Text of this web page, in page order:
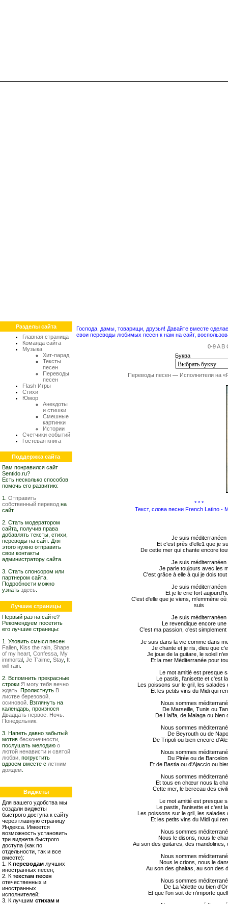
Разделы сайта
Главная страница
Команда сайта
Музыка
Хит-парад
Тексты
песен
Переводы
песен
Flash Игры
Стихи
Юмор
Анекдоты
и стишки
Смешные
картинки
Истории
Счетчики событий
Гостевая книга
Поддержка сайта
Вам понравился сайт
Sentido.ru?
Есть несколько способов
помочь его развитию:
1. Отправить
собственный перевод на
сайт.
2. Стать модератором
сайта, получив права
добавлять тексты, стихи,
переводы на сайт. Для
этого нужно отправить
свои контакты
администратору сайта.
3. Стать спонсором или
партнером сайта.
Подробности можно
узнать здесь
Лучшие страницы
Первый раз на сайте?
Рекомендуем посетить
его лучшие страницы:
1. Уловить смысл песен
Fallen Kiss the rain Shape
of my heart Confessa My
immortal Je T'aime Stay, It
will rain
2. Вспомнить прекрасные
строки Я могу тебя вечно
ждать . Пролистнуть В
листве березовой,
осиновой . Взглянуть на
календарь, произнося
Двадцать первое. Ночь.
Понедельник.
3. Напеть давно забытый
мотив бесконечности
послушать мелодию о
лютой ненависти и святой
любви , погрустить
вдвоем вместе с летним
дождем
Виджеты
Для вашего удобства мы
создали виджеты
быстрого доступа к сайту
через главную страницу
Яндекса. Имеется
возможность установить
три виджета быстрого
доступа (как по
отдельности, так и все
вместе):
1. К переводам лучших
иностранных песен;
2. К текстам песен
отечественных и
иностранных
исполнителей;
3. К лучшим стихам и
Господа, дамы, товарищи, друзья! Давайте вместе
свои переводы любимых песен к нам на сайт,
0-9 A B
Буква
Переводы песен — Исполнители на
* * *
Текст, слова песни French Latino -
Je suis méditerranéen
Et c'est près d'elle1 que je
De cette mer qui chante encore
Je suis méditerranéen
Je parle toujours avec les
C'est grâce à elle à qui je dois
Je suis méditerranéen
Et je le crie fort
C'est d'elle que je viens, m'emmène
suis
Je suis méditerranéen
Le revendique encore une
C'est ma passion, c'est simplement
Je suis dans la vie comme dans
Je chante et je ris, dieu que
Je joue de la guitare, le soleil
Et la mer Méditerranée pour
Le mot amitié est presque
Le pastis, l'anisette et c'est
Les poissons sur le gril, les salades
Et les petits vins du Midi qui
Nous sommes
De Marseille, Tunis ou
De Haïfa, de Malaga ou bien
Nous sommes
De Beyrouth ou de
De Tripoli ou bien encore
Nous sommes
Du Pirée ou de
Et de Bastia ou d'Ajaccio ou
Nous sommes
Et tous en chœur nous la
Cette mer, le berceau des
Le mot amitié est presque
Le pastis, l'anisette et c'est
Les poissons sur le gril, les salades
Et les petits vins du Midi qui
Nous sommes
Nous le disons, nous le
Au son des guitares, des mandolines,
Nous sommes
Nous le crions, nous le
Au son des ghaitas, au son des
Nous sommes
De La Valette ou bien
Et que l'on soit de n'importe